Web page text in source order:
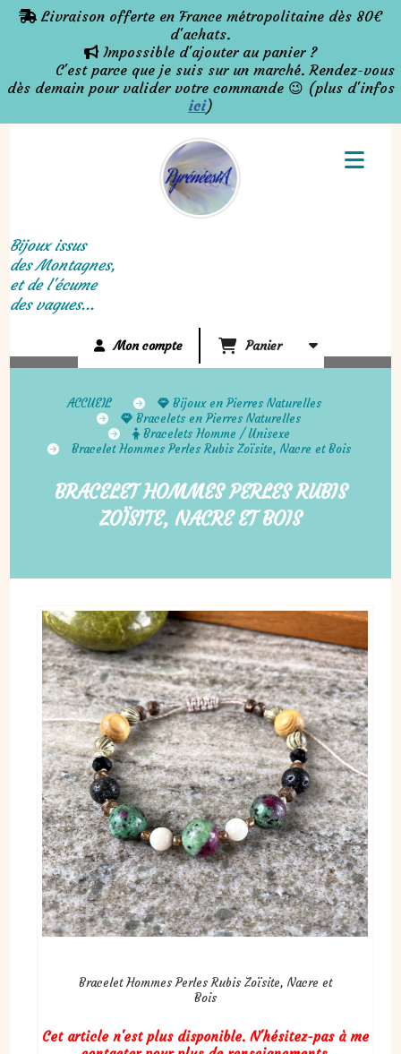
 Livraison offerte en France métropolitaine dès 80€
d'achats.
 Impossible d'ajouter au panier ?
C'est parce que je suis sur un marché. Rendez-vous
dès demain pour valider votre commande 😉 (plus d'infos
ici)
Bijoux issus
des Montagnes,
et de l'écume
des vagues...
Mon compte Panier
ACCUEIL
Bijoux en Pierres Naturelles
Bracelets en Pierres Naturelles
Bracelets Homme / Unisexe
Bracelet Hommes Perles Rubis Zoïsite, Nacre et Bois
BRACELET HOMMES PERLES RUBIS
ZOÏSITE, NACRE ET BOIS
Bracelet Hommes Perles Rubis Zoïsite, Nacre et
Bois
Cet article n'est plus disponible. N'hésitez-pas à me
Panneau de gestion des cookies